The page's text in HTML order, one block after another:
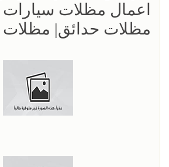
اعمال مظلات سيارات
مظلات حدائق| مظلات